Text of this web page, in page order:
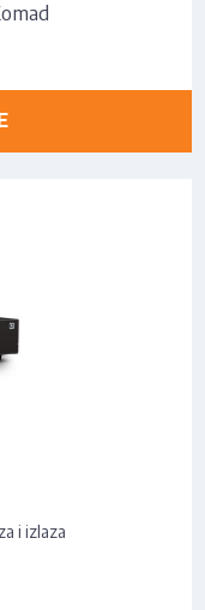
i izlaza